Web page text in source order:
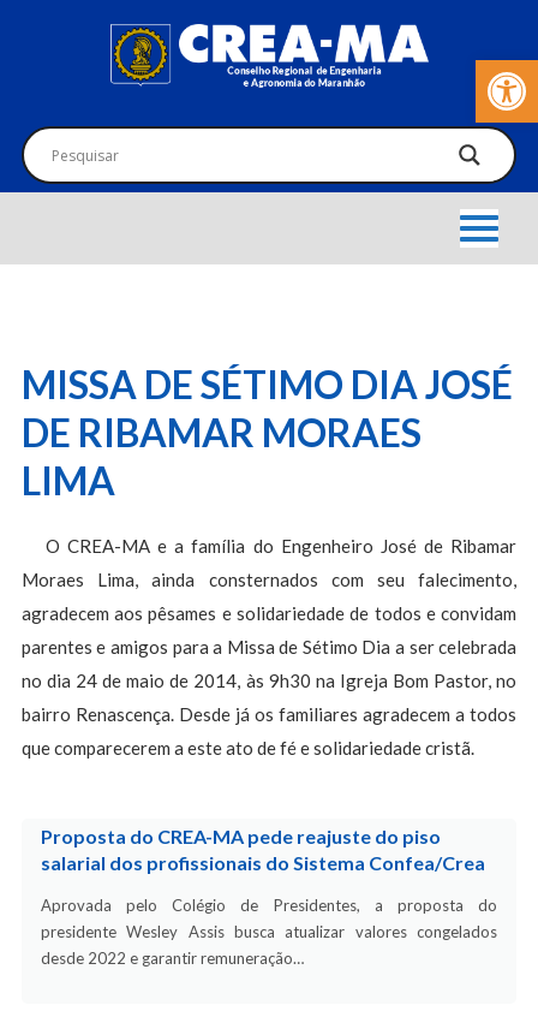
Barra de
MISSA DE SÉTIMO DIA JOSÉ
DE RIBAMAR MORAES
LIMA
O CREA-MA e a família do Engenheiro José de Ribamar
Moraes Lima, ainda consternados com seu falecimento,
agradecem aos pêsames e solidariedade de todos e convidam
parentes e amigos para a Missa de Sétimo Dia a ser celebrada
no dia 24 de maio de 2014, às 9h30 na Igreja Bom Pastor, no
bairro Renascença. Desde já os familiares agradecem a todos
que comparecerem a este ato de fé e solidariedade cristã.
Proposta do CREA-MA pede reajuste do piso
salarial dos profissionais do Sistema Confea/Crea
Aprovada pelo Colégio de Presidentes, a proposta do
presidente Wesley Assis busca atualizar valores congelados
desde 2022 e garantir remuneração…